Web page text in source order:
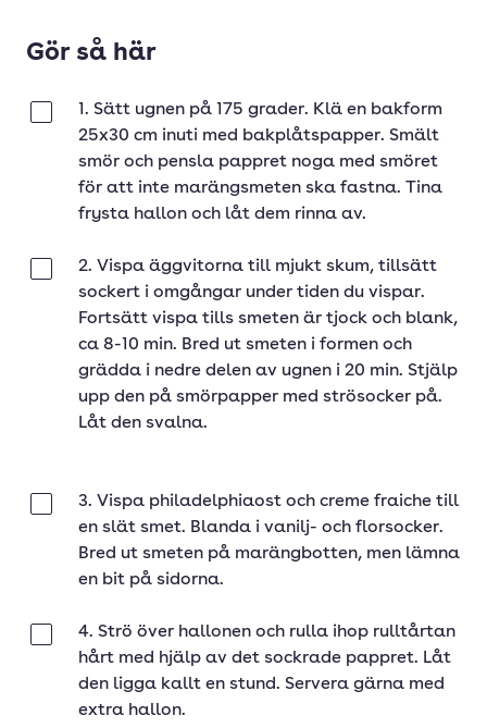
Gör så här
1. Sätt ugnen på 175 grader. Klä en bakform
25x30 cm inuti med bakplåtspapper. Smält
smör och pensla pappret noga med smöret
för att inte marängsmeten ska fastna. Tina
frysta hallon och låt dem rinna av.
2. Vispa äggvitorna till mjukt skum, tillsätt
sockert i omgångar under tiden du vispar.
Fortsätt vispa tills smeten är tjock och blank,
ca 8-10 min. Bred ut smeten i formen och
grädda i nedre delen av ugnen i 20 min. Stjälp
upp den på smörpapper med strösocker på.
Låt den svalna.
3. Vispa philadelphiaost och creme fraiche till
en slät smet. Blanda i vanilj- och florsocker.
Bred ut smeten på marängbotten, men lämna
en bit på sidorna.
4. Strö över hallonen och rulla ihop rulltårtan
hårt med hjälp av det sockrade pappret. Låt
den ligga kallt en stund. Servera gärna med
extra hallon.